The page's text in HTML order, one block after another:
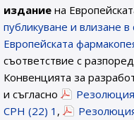
издание на
публикуване и влизане
Европейската
съответствие с
Конвенцията за
и съгласно
CPH (22) 1 ,